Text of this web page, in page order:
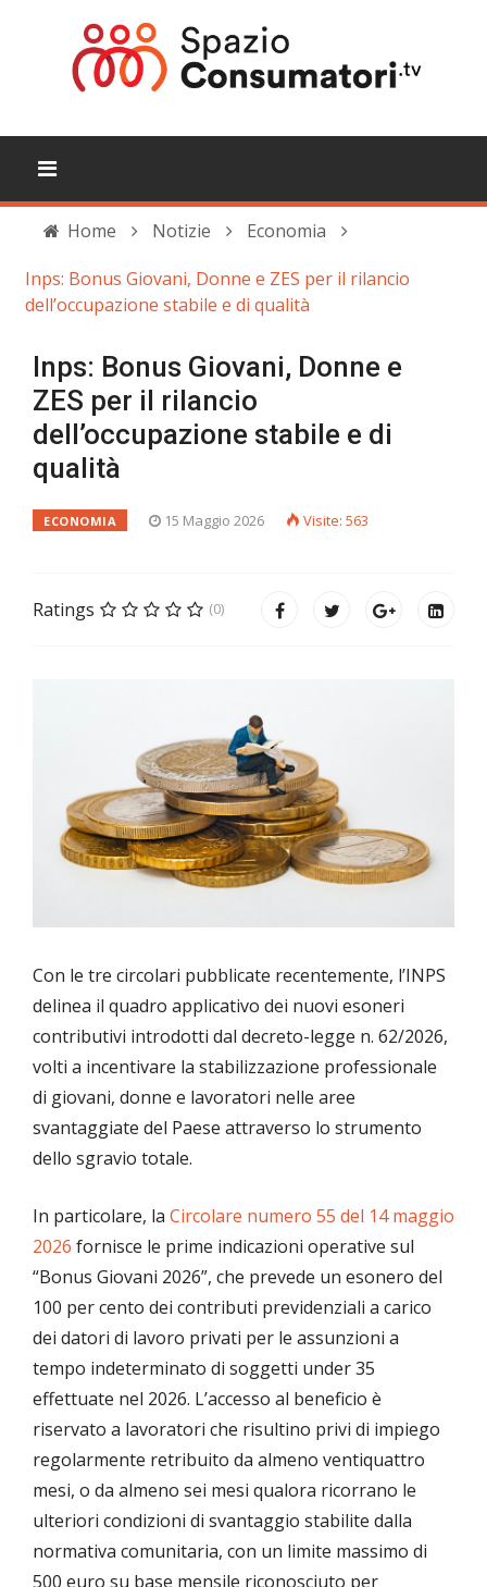
Home Notizie
Economia
Inps: Bonus Giovani, Donne e ZES per il rilancio
dell’occupazione stabile e di qualità
Inps: Bonus Giovani, Donne e
ZES per il rilancio
dell’occupazione stabile e di
qualità
ECONOMIA 15 Maggio 2026 Visite: 563
Ratings (0)
Con le tre circolari pubblicate recentemente, l’INPS
delinea il quadro applicativo dei nuovi esoneri
contributivi introdotti dal decreto-legge n. 62/2026,
volti a incentivare la stabilizzazione professionale
di giovani, donne e lavoratori nelle aree
svantaggiate del Paese attraverso lo strumento
dello sgravio totale.
In particolare, la Circolare numero 55 del 14 maggio
2026 fornisce le prime indicazioni operative sul
“Bonus Giovani 2026”, che prevede un esonero del
100 per cento dei contributi previdenziali a carico
dei datori di lavoro privati per le assunzioni a
tempo indeterminato di soggetti under 35
effettuate nel 2026. L’accesso al beneficio è
riservato a lavoratori che risultino privi di impiego
regolarmente retribuito da almeno ventiquattro
mesi, o da almeno sei mesi qualora ricorrano le
ulteriori condizioni di svantaggio stabilite dalla
normativa comunitaria, con un limite massimo di
500 euro su base mensile riconosciuto per